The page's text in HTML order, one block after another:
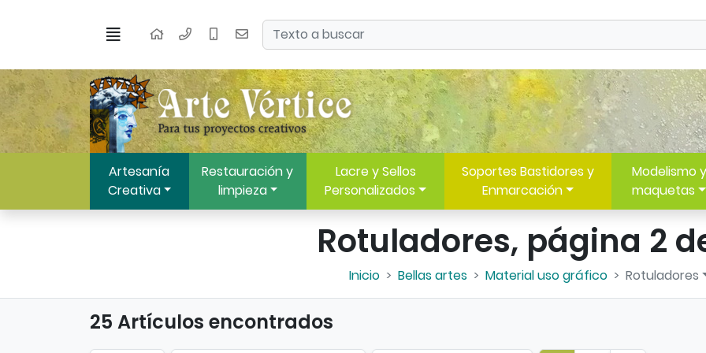
Menú Inicio Buscar
Artesanía
Creativa
Restauración y
limpieza
Lacre y Sellos
Personalizados
Soportes Bastidores y
Enmarcación
Modelismo y
maquetas
Inicio Bellas artes Material uso gráfico Rotuladores
Rotuladores, página 2
25 Artículos encontrados